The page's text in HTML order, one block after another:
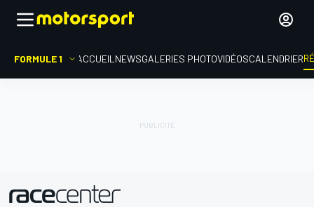
FORMULE 1 ACCUEIL NEWSGALERIES PHOTOVIDÉOSCALENDRIER